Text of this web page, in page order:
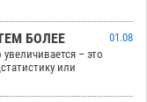
БОЛЕЕ
01.08
– это
или